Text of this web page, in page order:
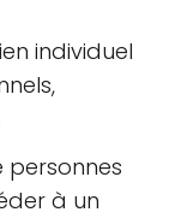
individuel
personnes
à un